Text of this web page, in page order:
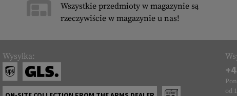
Wszystkie przedmioty w magazynie są
rzeczywiście w magazynie u nas!
Wysyłka:
od